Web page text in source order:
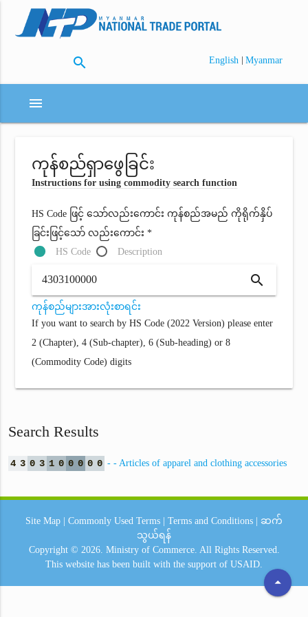
search English | Myanmar
menu
ကုန်စည်ရှာဖွေခြင်း
Instructions for using commodity search function
HS Code ဖြင့် သော်လည်းကောင်း ကုန်စည်အမည် ကိုရိုက်နှိပ်
ခြင်းဖြင့်သော် လည်းကောင်း *
HS Code
Description
search
ကုန်စည်များအားလုံးစာရင်း
If you want to search by HS Code (2022 Version) please enter
2 (Chapter), 4 (Sub-chapter), 6 (Sub-heading) or 8
(Commodity Code) digits
Search Results
4 3 0 3 1 0 0 0 0 0 - - Articles of apparel and clothing accessories
arrow_drop_up
Site Map Commonly Used Terms Terms and Conditions
ဆက်
သွယ်ရန်
Copyright © 2026. Ministry of Commerce. All Rights Reserved.
This website has been built with the support of USAID.